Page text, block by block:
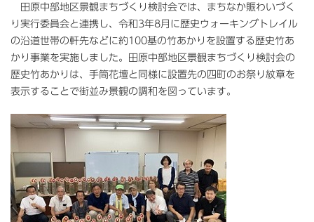
田原中部地区景観まちづくり検討会では、まちなか賑わいづく
り実行委員会と連携し、令和3年8月に歴史ウォーキングトレイル
の沿道世帯の軒先などに約100基の竹あかりを設置する歴史竹あ
かり事業を実施しました。田原中部地区景観まちづくり検討会の
歴史竹あかりは、手筒花壇と同様に設置先の四町のお祭り紋章を
表示することで街並み景観の調和を図っています。